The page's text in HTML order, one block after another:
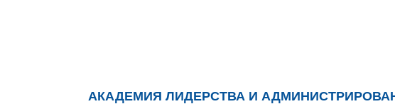
АКАДЕМИЯ ЛИДЕРСТВА И